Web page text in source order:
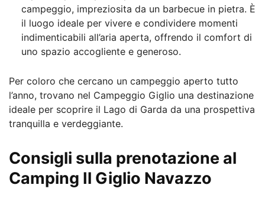
campeggio, impreziosita da un barbecue in pietra. È
il luogo ideale per vivere e condividere momenti
indimenticabili all’aria aperta, offrendo il comfort di
uno spazio accogliente e generoso.
Per coloro che cercano un campeggio aperto tutto
l’anno, trovano nel Campeggio Giglio una destinazione
ideale per scoprire il Lago di Garda da una prospettiva
tranquilla e verdeggiante.
Consigli sulla prenotazione al
Camping Il Giglio Navazzo